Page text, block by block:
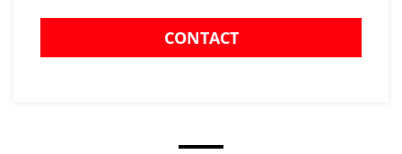
CONTACT